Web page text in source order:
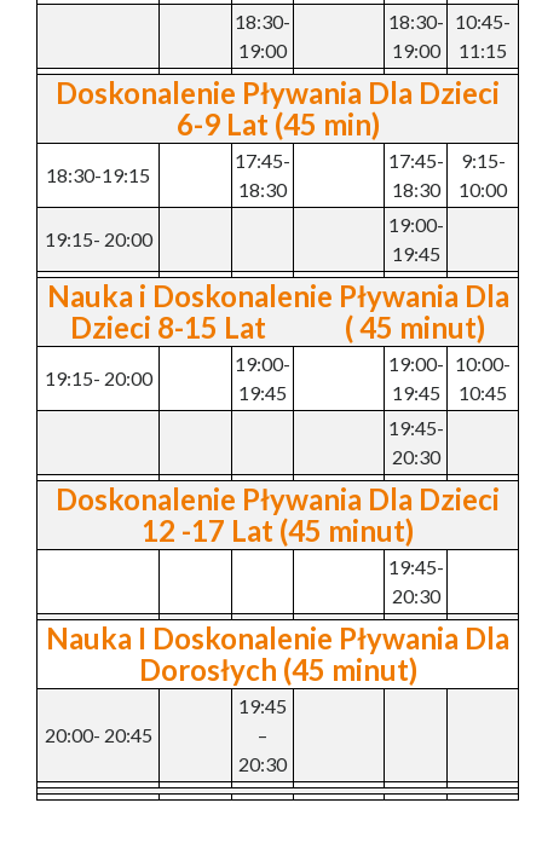
18:30-
19:00
18:30-
19:00
10:45-
11:15
Doskonalenie Pływania Dla Dzieci
6-9 Lat (45 min)
18:30-19:15
17:45-
18:30
17:45-
18:30
9:15-
10:00
19:15- 20:00
19:00-
19:45
Nauka i Doskonalenie Pływania Dla
Dzieci 8-15 Lat ( 45 minut)
19:15- 20:00
19:00-
19:45
19:00-
19:45
10:00-
10:45
19:45-
20:30
Doskonalenie Pływania Dla Dzieci
12 -17 Lat (45 minut)
19:45-
20:30
Nauka I Doskonalenie Pływania Dla
Dorosłych (45 minut)
20:00- 20:45
19:45
–
20:30